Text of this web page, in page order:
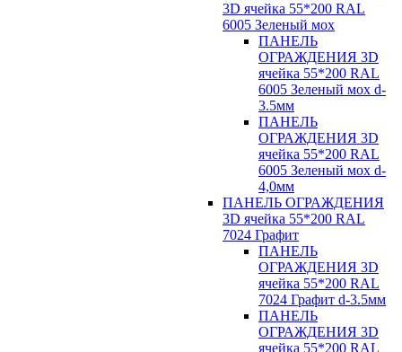
3D ячейка 55*200 RAL
6005 Зеленый мох
ПАНЕЛЬ
ОГРАЖДЕНИЯ 3D
ячейка 55*200 RAL
6005 Зеленый мох d-
3.5мм
ПАНЕЛЬ
ОГРАЖДЕНИЯ 3D
ячейка 55*200 RAL
6005 Зеленый мох d-
4,0мм
ПАНЕЛЬ ОГРАЖДЕНИЯ
3D ячейка 55*200 RAL
7024 Графит
ПАНЕЛЬ
ОГРАЖДЕНИЯ 3D
ячейка 55*200 RAL
7024 Графит d-3.5мм
ПАНЕЛЬ
ОГРАЖДЕНИЯ 3D
ячейка 55*200 RAL